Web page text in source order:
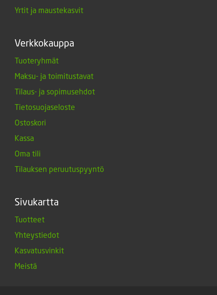
Yrtit ja maustekasvit
Verkkokauppa
Tuoteryhmät
Maksu- ja toimitustavat
Tilaus- ja sopimusehdot
Tietosuojaseloste
Ostoskori
Kassa
Oma tili
Tilauksen peruutuspyyntö
Sivukartta
Tuotteet
Yhteystiedot
Kasvatusvinkit
Meistä